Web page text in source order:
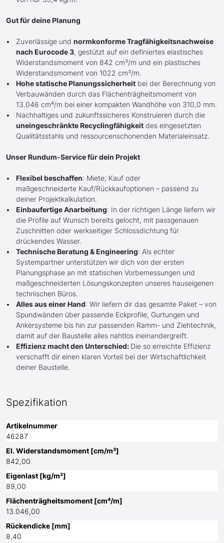
Gut für deine Planung
Zuverlässige und normkonforme Tragfähigkeitsnachweise
nach Eurocode 3, gestützt auf ein definiertes elastisches
Widerstandsmoment von 842 cm³/m und ein plastisches
Widerstandsmoment von 1022 cm³/m.
Hohe statische Planungssicherheit bei der Berechnung von
Verbauwänden durch das Flächenträgheitsmoment von
13.046 cm⁴/m bei einer kompakten Wandhöhe von 310,0 mm.
Nachhaltiges und zukunftssicheres Konstruieren durch die
uneingeschränkte Recyclingfähigkeit des eingesetzten
Qualitätsstahls und ressourcenschonenden Materialeinsatz.
Unser Rundum-Service für dein Projekt
Flexibel beschaffen: Miete, Kauf oder
maßgeschneiderte Kauf/Rückkaufoptionen – passend zu
deiner Projektkalkulation.
Einbaufertige Anarbeitung: In der richtigen Länge liefern wir
die Profile auf Wunsch bereits gelocht, mit passgenauen
Zuschnitten oder werkseitiger Schlossdichtung für
drückendes Wasser.
Technische Beratung & Engineering: Als echter
Systempartner unterstützen wir dich von der ersten
Planungsphase an mit statischen Vorbemessungen und
maßgeschneiderten Lösungskonzepten unseres hauseigenen
technischen Büros.
Alles aus einer Hand: Wir liefern dir das gesamte Paket – von
Spundwänden über passende Eckprofile, Gurtungen und
Ankersysteme bis hin zur passenden Ramm- und Ziehtechnik,
damit auf der Baustelle alles nahtlos ineinandergreift.
Effizienz macht den Unterschied: Die so erreichte Effizienz
verschafft dir einen klaren Vorteil bei der Wirtschaftlichkeit
deiner Baustelle.
Spezifikation
Artikelnummer
46287
El. Widerstandsmoment [cm/m³]
842,00
Eigenlast [kg/m²]
89,00
Flächenträgheitsmoment [cm⁴/m]
13.046,00
Rückendicke [mm]
8,40